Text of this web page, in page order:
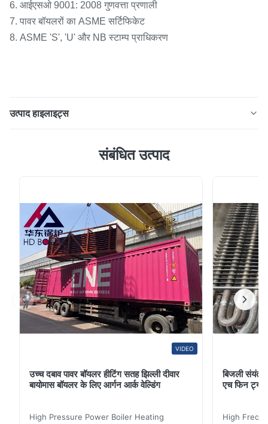
6. आईएसओ 9001: 2008 गुणवत्ता प्रणाली
7. पावर बॉयलरों का ASME सर्टिफिकेट
8. ASME 'S', 'U' और NB स्टाम्प प्राधिकरण
उत्पाद हाइलाइट्स
उत्पाद वर्णन अमेरिका से उन्नत उपकरण 1. सतह दोष का निरीक्षण निरीक्षण
की शक्ति में सुधार हो सकता ...
संबंधित उत्पाद
VIDEO
उच्च दबाव पावर बॉयलर हीटिंग सतह झिल्ली दीवार
बायोमास बॉयलर के लिए आर्गन आर्क वेल्डिंग
High Pressure Power Boiler Heating
बिजली संयंत्र
एच फिन ट्यूब
High